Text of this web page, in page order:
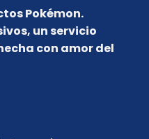
Pokémon.
un servicio
con amor del